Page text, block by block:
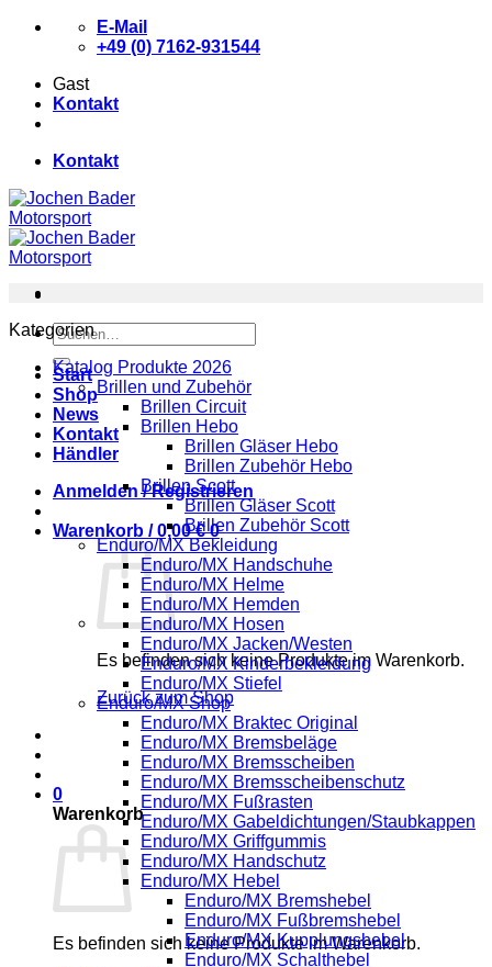
Zum
E-Mail
+49 (0) 7162-931544
Gast
Kontakt
Kontakt
Suchen
nach:
Start
Shop
News
Kontakt
Händler
Anmelden / Registrieren
Warenkorb /0,00€ 0
Es befinden sich keine Produkte im Warenkorb.
Zurück zum Shop
0
Warenkorb
Es befinden sich keine Produkte im Warenkorb.
Kategorien
Katalog Produkte 2026
Brillen und Zubehör
Brillen Circuit
Brillen Hebo
Brillen Gläser Hebo
Brillen Zubehör Hebo
Brillen Scott
Brillen Gläser Scott
Brillen Zubehör Scott
Enduro/MX Bekleidung
Enduro/MX Handschuhe
Enduro/MX Helme
Enduro/MX Hemden
Enduro/MX Hosen
Enduro/MX Jacken/Westen
Enduro/MX Kinderbekleidung
Enduro/MX Stiefel
Enduro/MX Shop
Enduro/MX Braktec Original
Enduro/MX Bremsbeläge
Enduro/MX Bremsscheiben
Enduro/MX Bremsscheibenschutz
Enduro/MX Fußrasten
Enduro/MX Gabeldichtungen/Staubkappen
Enduro/MX Griffgummis
Enduro/MX Handschutz
Enduro/MX Hebel
Enduro/MX Bremshebel
Enduro/MX Fußbremshebel
Enduro/MX Kupplungshebel
Enduro/MX Schalthebel